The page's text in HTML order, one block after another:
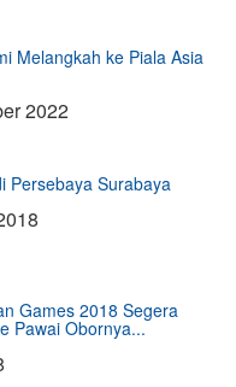
Melangkah ke Piala Asia
2022
Persebaya Surabaya
Games 2018 Segera
Pawai Obornya...